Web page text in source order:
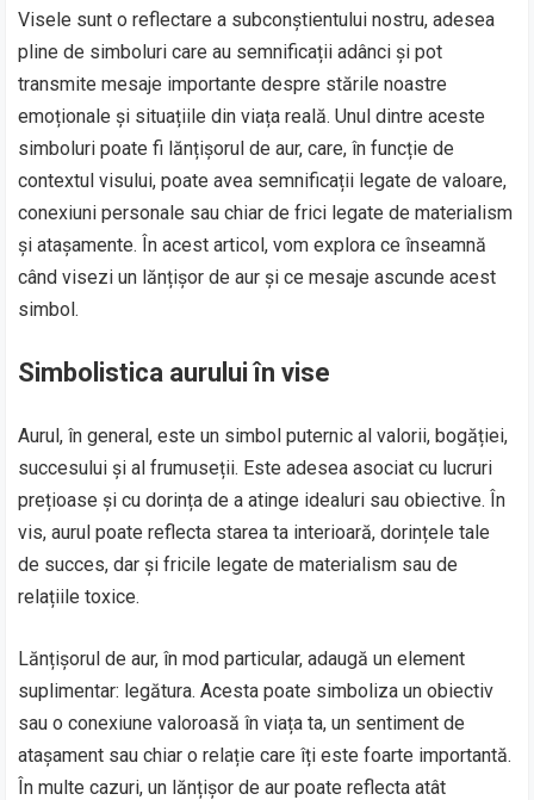
Visele sunt o reflectare a subconștientului nostru, adesea
pline de simboluri care au semnificații adânci și pot
transmite mesaje importante despre stările noastre
emoționale și situațiile din viața reală. Unul dintre aceste
simboluri poate fi lănțișorul de aur, care, în funcție de
contextul visului, poate avea semnificații legate de valoare,
conexiuni personale sau chiar de frici legate de materialism
și atașamente. În acest articol, vom explora ce înseamnă
când visezi un lănțișor de aur și ce mesaje ascunde acest
simbol.
Simbolistica aurului în vise
Aurul, în general, este un simbol puternic al valorii, bogăției,
succesului și al frumuseții. Este adesea asociat cu lucruri
prețioase și cu dorința de a atinge idealuri sau obiective. În
vis, aurul poate reflecta starea ta interioară, dorințele tale
de succes, dar și fricile legate de materialism sau de
relațiile toxice.
Lănțișorul de aur, în mod particular, adaugă un element
suplimentar: legătura. Acesta poate simboliza un obiectiv
sau o conexiune valoroasă în viața ta, un sentiment de
atașament sau chiar o relație care îți este foarte importantă.
În multe cazuri, un lănțișor de aur poate reflecta atât